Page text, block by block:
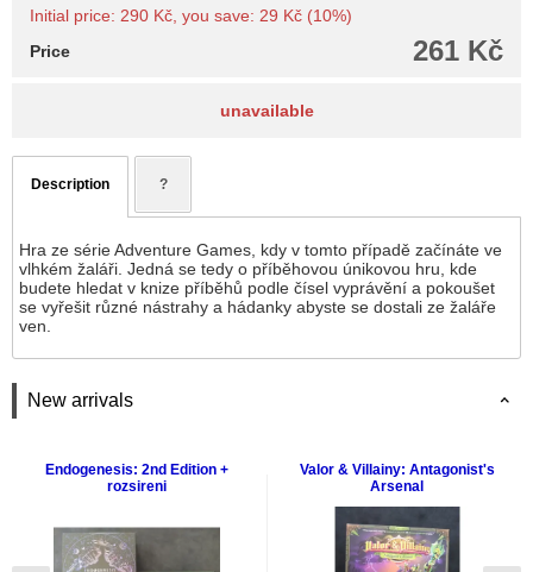
Initial price: 290 Kč, you save: 29 Kč (10%)
261 Kč
Price
unavailable
Description ?
Hra ze série Adventure Games, kdy v tomto případě začínáte ve
vlhkém žaláři. Jedná se tedy o příběhovou únikovou hru, kde
budete hledat v knize příběhů podle čísel vyprávění a pokoušet
se vyřešit různé nástrahy a hádanky abyste se dostali ze žaláře
ven.
New arrivals
Endogenesis: 2nd Edition +
rozsireni
Valor & Villainy: Antagonist's
Arsenal